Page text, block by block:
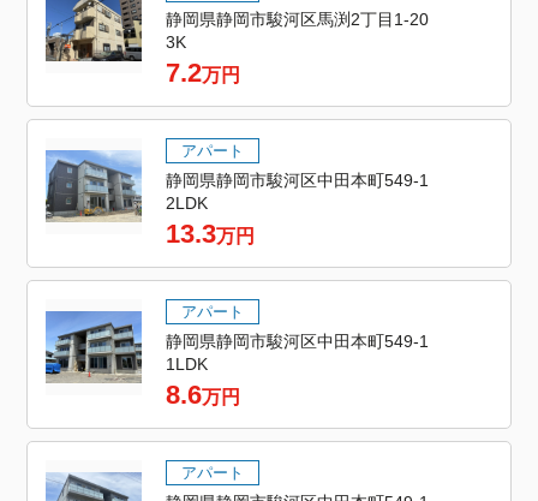
静岡県静岡市駿河区馬渕2丁目1-20
3K
7.2万円
アパート
静岡県静岡市駿河区中田本町549-1
2LDK
13.3万円
アパート
静岡県静岡市駿河区中田本町549-1
1LDK
8.6万円
アパート